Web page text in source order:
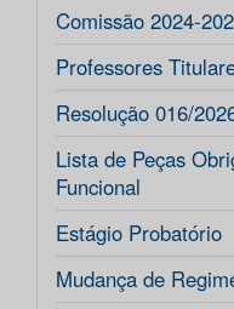
Comissão 2024-
Professores
Resolução 016/
Lista de Peças
Funcional
Estágio Probatório
Mudança de